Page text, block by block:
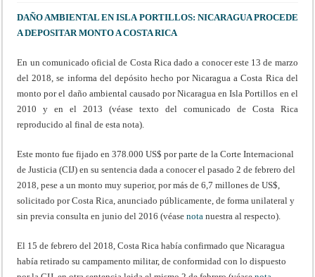
DAÑO AMBIENTAL EN ISLA PORTILLOS: NICARAGUA PROCEDE
A DEPOSITAR MONTO A COSTA RICA
En un comunicado oficial de Costa Rica dado a conocer este 13 de marzo
del 2018, se informa del depósito hecho por Nicaragua a Costa Rica del
monto por el daño ambiental causado por Nicaragua en Isla Portillos en el
2010 y en el 2013 (véase texto del comunicado de Costa Rica
reproducido al final de esta nota).
Este monto fue fijado en 378.000 US$ por parte de la Corte Internacional
de Justicia (CIJ) en su sentencia dada a conocer el pasado 2 de febrero del
2018, pese a un monto muy superior, por más de 6,7 millones de US$,
solicitado por Costa Rica, anunciado públicamente, de forma unilateral y
sin previa consulta en junio del 2016 (véasenota nuestra al respecto).
El 15 de febrero del 2018, Costa Rica había confirmado que Nicaragua
había retirado su campamento militar, de conformidad con lo dispuesto